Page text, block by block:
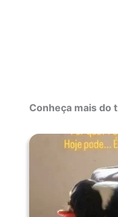
Conheça mais do